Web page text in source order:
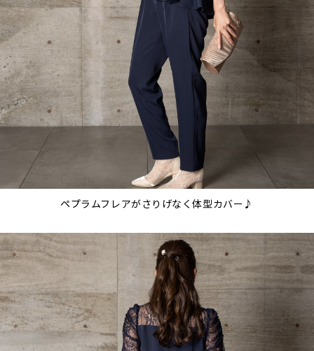
ペプラムフレアがさりげなく体型カバー♪